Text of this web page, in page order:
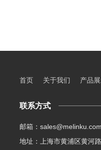
首页 关于我们 产品
联系方式
邮箱：sales@melinku.com
地址：上海市黄浦区黄河